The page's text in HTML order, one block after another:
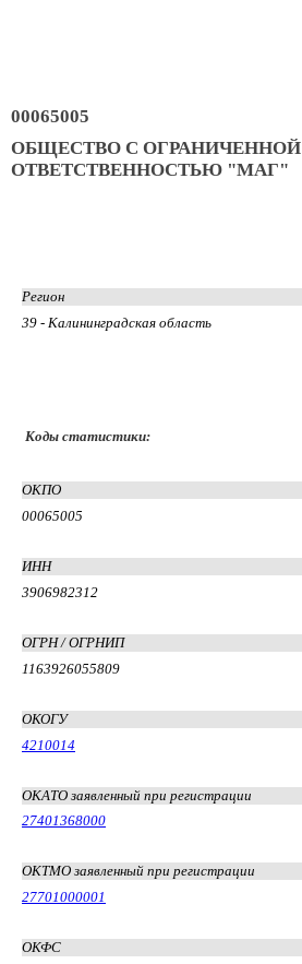
00065005
ОБЩЕСТВО С ОГРАНИЧЕННОЙ
ОТВЕТСТВЕННОСТЬЮ "МАГ"
Регион
39 - Калининградская область
Коды статистики:
ОКПО
00065005
ИНН
3906982312
ОГРН / ОГРНИП
1163926055809
ОКОГУ
4210014
ОКАТО заявленный при регистрации
27401368000
ОКТМО заявленный при регистрации
27701000001
ОКФС